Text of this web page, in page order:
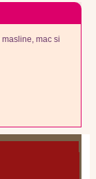
mac si